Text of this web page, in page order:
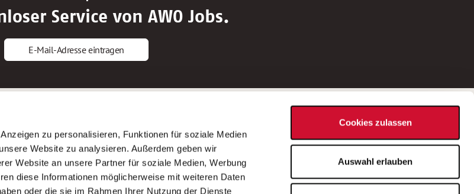
zu personalisieren, Funktionen für soziale Medien
Website zu analysieren. Außerdem geben wir
Website an unsere Partner für soziale Medien, Werbung
diese Informationen möglicherweise mit weiteren Daten
oder die sie im Rahmen Ihrer Nutzung der Dienste
Cookies zulassen
Auswahl erlauben
Service von AWO Jobs.
E-Mail-Adresse eintragen
AWO Gliederungen nach Bundesland
Stellenangebote nach Bundesländern
Sitemap
Impressum
Datenschutz
Bei Fragen zu einer Stellenausschreibung
wenden Sie sich bitte an die*den in der
Stellenausschreibung genannte*n